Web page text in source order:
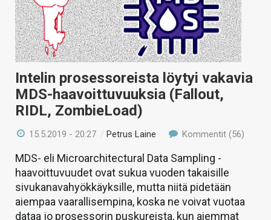
KAUPPA
VAIHDA TEEMA
HAKU
Intelin prosessoreista löytyi vakavia
MDS-haavoittuvuuksia (Fallout,
RIDL, ZombieLoad)
15.5.2019 - 20:27 /Petrus Laine Kommentit (56)
MDS- eli Microarchitectural Data Sampling -
haavoittuvuudet ovat sukua vuoden takaisille
sivukanavahyökkäyksille, mutta niitä pidetään
aiempaa vaarallisempina, koska ne voivat vuotaa
dataa jo prosessorin puskureista, kun aiemmat